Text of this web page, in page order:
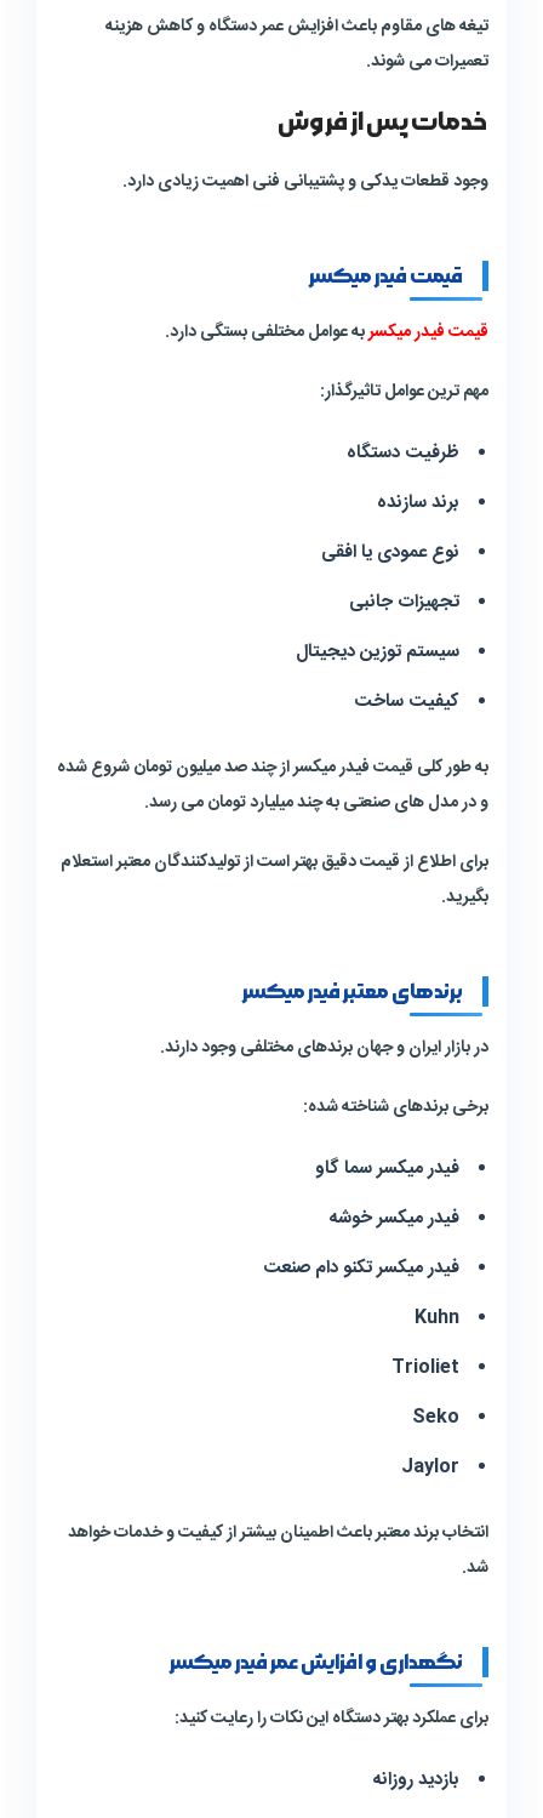
تیغه های مقاوم باعث افزایش عمر دستگاه و کاهش هزینه
تعمیرات می شوند.
خدمات پس از فروش
وجود قطعات یدکی و پشتیبانی فنی اهمیت زیادی دارد.
قیمت فیدر میکسر
قیمت فیدر میکسربه عوامل مختلفی بستگی دارد.
مهم ترین عوامل تاثیرگذار:
ظرفیت دستگاه
برند سازنده
نوع عمودی یا افقی
تجهیزات جانبی
سیستم توزین دیجیتال
کیفیت ساخت
به طور کلی قیمت فیدر میکسر از چند صد میلیون تومان شروع شده
و در مدل های صنعتی به چند میلیارد تومان می رسد.
برای اطلاع از قیمت دقیق بهتر است از تولیدکنندگان معتبر استعلام
بگیرید.
برندهای معتبر فیدر میکسر
در بازار ایران و جهان برندهای مختلفی وجود دارند.
برخی برندهای شناخته شده:
فیدر میکسر سما گاو
فیدر میکسر خوشه
فیدر میکسر تکنو دام صنعت
انتخاب برند معتبر باعث اطمینان بیشتر از کیفیت و خدمات خواهد
شد.
نگهداری و افزایش عمر فیدر میکسر
برای عملکرد بهتر دستگاه این نکات را رعایت کنید:
بازدید روزانه